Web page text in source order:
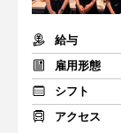
給与
雇用形態
シフト
アクセス